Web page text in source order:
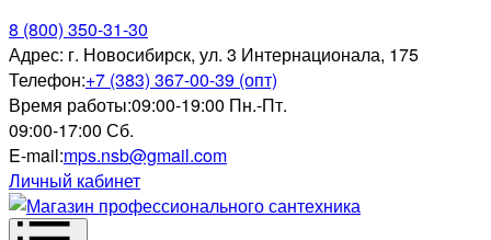
8 (800) 350-31-30
Адрес: г. Новосибирск, ул. 3 Интернационала, 175
Телефон:+7 (383) 367-00-39 (опт)
Время работы:09:00-19:00 Пн.-Пт.
09:00-17:00 Сб.
E-mail:mps.nsb@gmail.com
Личный кабинет